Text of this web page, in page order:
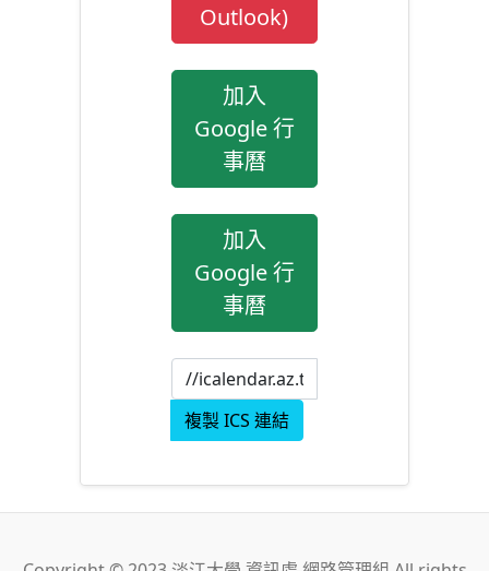
Outlook)
加入
Google 行
事曆
加入
Google 行
事曆
複製 ICS 連結